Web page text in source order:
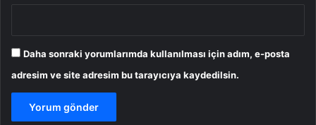
Daha sonraki yorumlarımda kullanılması için adım, e-posta
adresim ve site adresim bu tarayıcıya kaydedilsin.